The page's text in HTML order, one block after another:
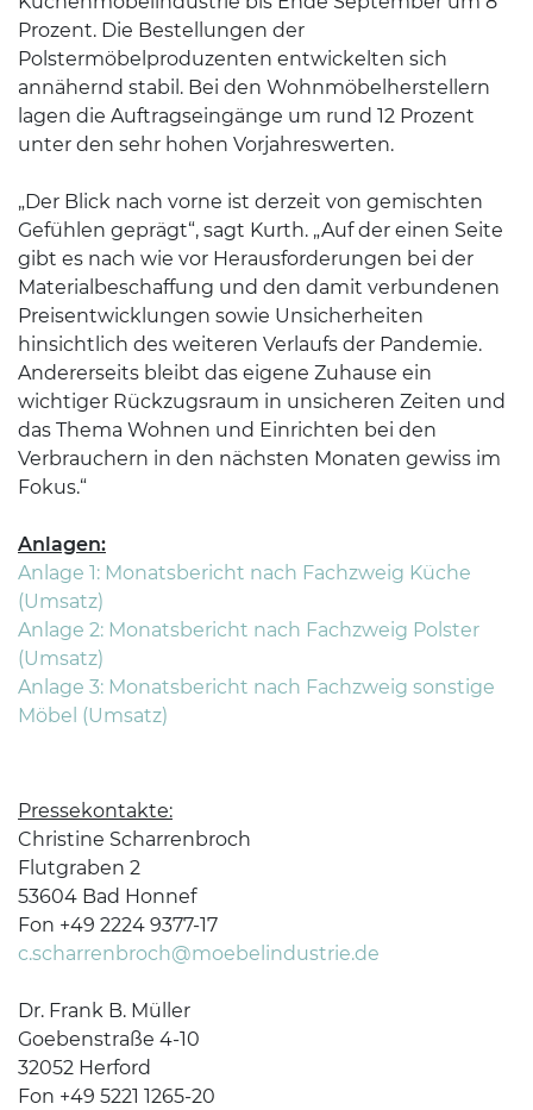
Prozent. Die Bestellungen der
Polstermöbelproduzenten entwickelten sich
annähernd stabil. Bei den Wohnmöbelherstellern
lagen die Auftragseingänge um rund 12 Prozent
unter den sehr hohen Vorjahreswerten.
„Der Blick nach vorne ist derzeit von gemischten
Gefühlen geprägt“, sagt Kurth. „Auf der einen Seite
gibt es nach wie vor Herausforderungen bei der
Materialbeschaffung und den damit verbundenen
Preisentwicklungen sowie Unsicherheiten
hinsichtlich des weiteren Verlaufs der Pandemie.
Andererseits bleibt das eigene Zuhause ein
wichtiger Rückzugsraum in unsicheren Zeiten und
das Thema Wohnen und Einrichten bei den
Verbrauchern in den nächsten Monaten gewiss im
Fokus.“
Anlagen:
Anlage 1: Monatsbericht nach Fachzweig Küche
(Umsatz)
Anlage 2: Monatsbericht nach Fachzweig Polster
(Umsatz)
Anlage 3: Monatsbericht nach Fachzweig sonstige
Möbel (Umsatz)
Pressekontakte:
Christine Scharrenbroch
Flutgraben 2
53604 Bad Honnef
Fon +49 2224 9377-17
c.scharrenbroch@moebelindustrie.de
Dr. Frank B. Müller
Goebenstraße 4-10
32052 Herford
Fon +49 5221 1265-20